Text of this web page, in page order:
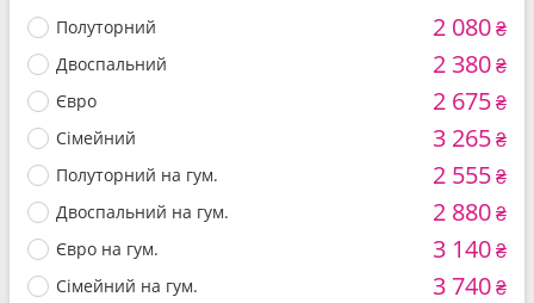
Полуторний 2 080₴
Двоспальний 2 380₴
Євро 2 675₴
Сімейний 3 265₴
Полуторний на гум. 2 555₴
Двоспальний на гум. 2 880₴
Євро на гум. 3 140₴
Сімейний на гум. 3 740₴